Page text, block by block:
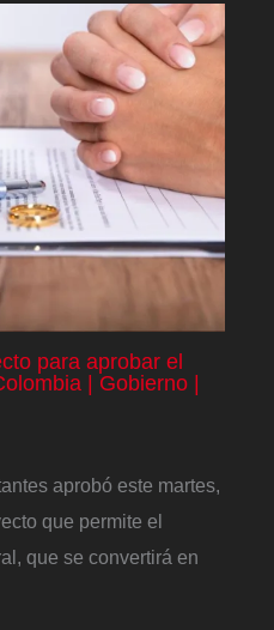
para aprobar el
| Gobierno |
aprobó este martes,
que permite el
que se convertirá en